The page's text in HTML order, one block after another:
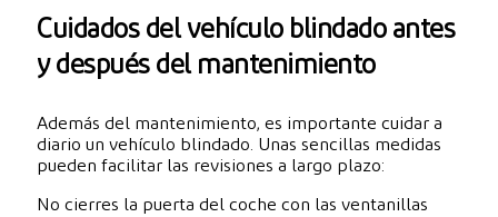
Cuidados del vehículo blindado antes
y después del mantenimiento
Además del mantenimiento, es importante cuidar a
diario un vehículo blindado. Unas sencillas medidas
pueden facilitar las revisiones a largo plazo:
No cierres la puerta del coche con las ventanillas